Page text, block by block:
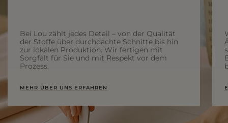
Bei Lou zählt jedes Detail – von der Qualität
der Stoffe über durchdachte Schnitte bis hin
zur lokalen Produktion. Wir fertigen mit
Sorgfalt für Sie und mit Respekt vor dem
Prozess.
MEHR ÜBER UNS ERFAHREN